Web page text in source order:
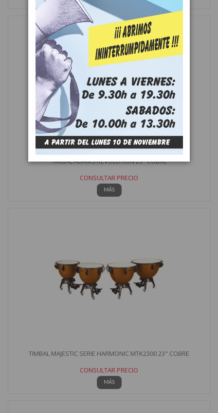
TIMBAL ADAMS REVOLUTION 23" COBRE
CONSULTAR PRECIO
MÁS
TIMBAL MAJESTIC SERIE HARMONIC MTK2300 23" COBRE
CONSULTAR PRECIO
MÁS